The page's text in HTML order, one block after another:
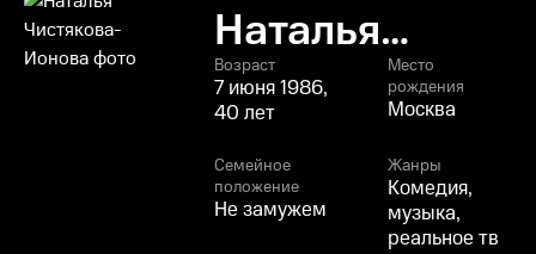
Наталья
Чистякова-
Ионова
Возраст
7 июня 1986,
40 лет
Место
рождения
Москва
Семейное
положение
Не замужем
Жанры
Комедия,
музыка,
реальное тв